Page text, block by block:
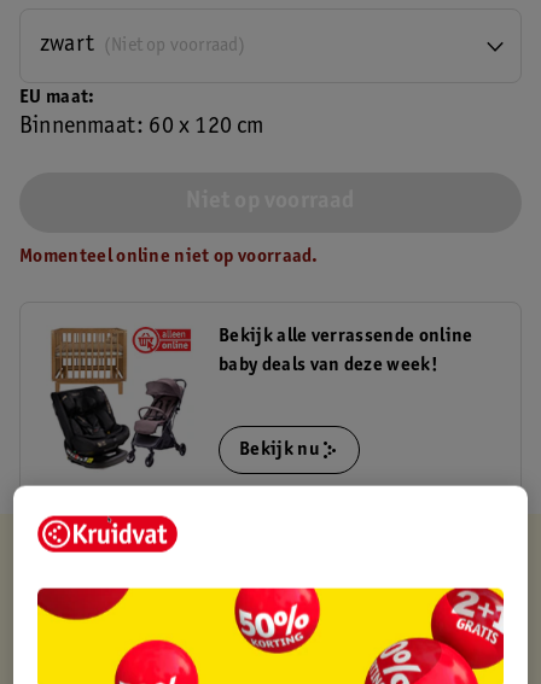
EU maat
Binnenmaat: 60 x 120 cm
(Niet op voorraad)
zwart
Momenteel online niet op voorraad.
Bekijk alle verrassende online
baby deals van deze week!
Bekijk nu
Verkocht en verstuurd door
Binnen 1 werkdag verstuurd
Gratis thuisbezorgd
Gratis retourneren via verkooppartner.